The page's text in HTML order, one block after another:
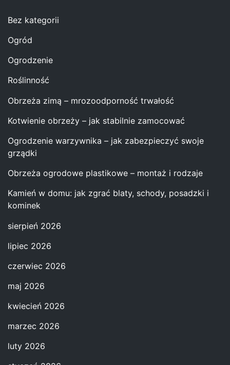
Bez kategorii
Ogród
Ogrodzenie
Roślinność
Obrzeża zimą – mrozoodporność trwałość
Kotwienie obrzeży – jak stabilnie zamocować
Ogrodzenie warzywnika – jak zabezpieczyć swoje
grządki
Obrzeża ogrodowe plastikowe – montaż i rodzaje
Kamień w domu: jak zgrać blaty, schody, posadzki i
kominek
sierpień 2026
lipiec 2026
czerwiec 2026
maj 2026
kwiecień 2026
marzec 2026
luty 2026